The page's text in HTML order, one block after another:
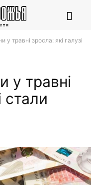
у травні зросла: які галузі
у травні
стали